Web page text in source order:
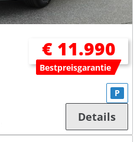
€ 11.990
Bestpreisgarantie
P
Details